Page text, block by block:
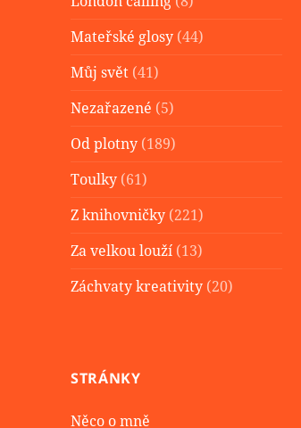
Mateřské glosy (44)
Můj svět (41)
Nezařazené (5)
Od plotny (189)
Toulky (61)
Z knihovničky (221)
Za velkou louží (13)
Záchvaty kreativity (20)
STRÁNKY
Něco o mně